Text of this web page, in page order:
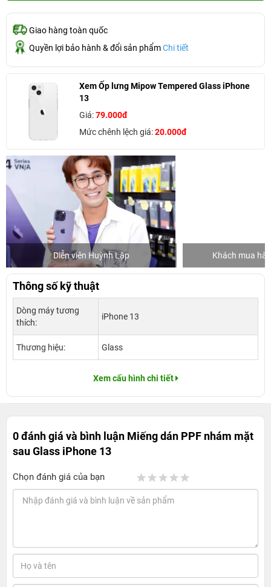
Giao hàng toàn quốc
Quyền lợi bảo hành & đổi sản phẩmChi tiết
Xem Ốp lưng Mipow Tempered Glass iPhone
13
Giá:79.000đ
Mức chênh lệch giá:20.000đ
Diễn viên Huỳnh Lập Khách mua
Thông số kỹ thuật
Dòng máy tương
thích:
iPhone 13
Thương hiệu: Glass
Xem cấu hình chi tiết
0 đánh giá và bình luận Miếng dán PPF nhám mặt
sau Glass iPhone 13
Chọn đánh giá của bạn